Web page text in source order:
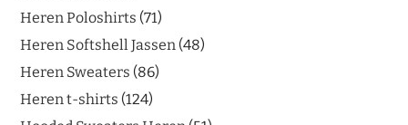
Heren Poloshirts 71
Heren Softshell Jassen 48
Heren Sweaters 86
Heren t-shirts 124